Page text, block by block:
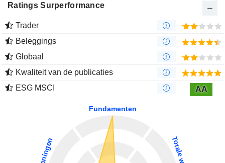
Ratings Surperformance
Trader
Beleggings
Globaal
Kwaliteit van de publicaties
ESG MSCI
AA